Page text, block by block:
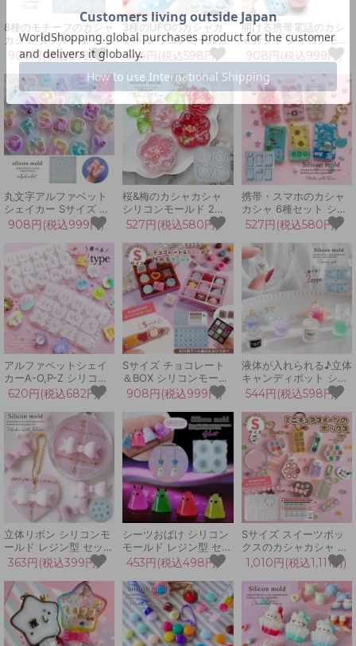
8種のモチーフのカシャ
カシャ ダブルシェイカ
ー シリコンモールド レ
ジン型 ハート 蝶 星 月
うさぎ クマ UVレジン
シェイカーモールド 手
芸 カシャカシャ中身が
動く
908円(税込999円)
3種のUFOのカシャカ
シャ シリコンモールド
シェイカーモールド シ
ャカシャカ レジン型 宇
宙船 キーホルダー UV
レジン LEDレジン 手芸
クラフト
544円(税込598円)
開ける携帯電話のカシ
ャカシャ シリコンモー
ルド レジン型 UVレジ
ン LEDレジン シェイカ
ーモールド 3D 手芸 ケ
ータイ カシャカシャ中
身が動く ガラケー
908円(税込999円)
丸文字アルファベット
シェイカー Sサイズ カ
シャカシャ中身が動く
シリコンモールド レジ
ン型 英語 英字 イニシ
ャル 推し UVレジン シ
ェイカーモールド
908円(税込999円)
桜&梅のカシャカシャ
シリコンモールド 2サ
イズ シェイカーモール
ド レジン型 UV LED レ
ジン セット 花 和風 さ
くら 春 手芸 クラフト
シャカシャカ 中身が動
く
527円(税込580円)
携帯・スマホのカシャ
カシャ 6種セット シリ
コンモールド レジン型
UVレジン ガラケー う
さぎ くま ハート LED
レジン カプセル シェイ
カー 3D 手芸
527円(税込580円)
アルファベットシェイ
カーA-O,P-Z シリコン
モールド シャカシャカ
カシャカシャ レジン型
文字 英語 英字 丸文字
推し活 イニシャル キー
ホルダー
620円(税込682円)
Sサイズ チョコレート
＆BOX シリコンモール
ド ラベル紙付 元祖 チ
ョコモールド ミニチュ
アスイーツ 立体 3d uv
レジン GreenOceanオ
リジナル♪
908円(税込999円)
液体が入れられる♪立体
キャンディポット シリ
コンモールド レジン型
ミニチュア 瓶 ボトル
コロン キーホルダー
3d UVレジン LEDレジ
ン 手芸 クラフト
544円(税込598円)
立体リボン シリコンモ
ールド レジン型 セット
アクセサリー キーホル
ダー デコパーツ 貼り付
パーツ カボション 半立
体 3d UVレジン LEDレ
ジン 手芸 クラフト
363円(税込399円)
シーツおばけ シリコン
モールド レジン型 セッ
ト ゴースト 可愛い ゆ
るい 白いお化け ハロウ
ィン アクセサリー キー
ホルダー デコ 立体 3d
UVレジン 手芸 クラフ
ト
453円(税込498円)
Sサイズ スイーツボッ
クスのカシャカシャ シ
リコンモールド シェイ
カー レジン型 セット
ヒートンカン チョコモ
ールド 対応
GreenOceanオリジナ
ル♪
1,010円(税込1,111円)